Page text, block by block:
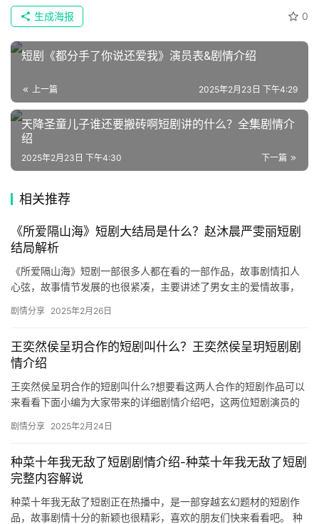
墨
语
集
🔥
榜
递
🌱
博
星
选
🎬
短
剧
剧
登录 注册
0
生成海报
短剧《都分手了你说还爱我》演员表&剧情介绍
上一篇 2025年2月23日 下午4:29
天降圣童儿子谁还要搬砖啊短剧讲的什么？全集剧情介
绍
下一篇
2025年2月23日 下午4:30
相关推荐
《所爱隔山海》短剧大结局是什么？赵沐晨严雯丽短剧
结局解析
《所爱隔山海》短剧一部很多人都在看的一部作品，故事剧情扣人
心弦，故事情节发展的也很紧凑，主要讲述了男女主的爱情故事，
…
剧情分享 2025年2月26日
王奕然侯呈玥合作的短剧叫什么？王奕然侯呈玥短剧剧
情介绍
王奕然侯呈玥合作的短剧叫什么?想要看这两人合作的短剧作品可以
来看看下面小编为大家带来的详细剧情介绍吧，这两位短剧演员的
侯…
剧情分享 2025年2月24日
种菜十年我无敌了短剧剧情介绍-种菜十年我无敌了短剧
完整内容解说
种菜十年我无敌了短剧正在热播中，是一部穿越玄幻题材的短剧作
品，故事剧情十分的新颖也很精彩，喜欢的朋友们快来看看吧。 种